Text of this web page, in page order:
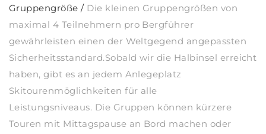
Gruppengröße / Die kleinen Gruppengrößen von
maximal 4 Teilnehmern pro Bergführer
gewährleisten einen der Weltgegend angepassten
Sicherheitsstandard.Sobald wir die Halbinsel erreicht
haben, gibt es an jedem Anlegeplatz
Skitourenmöglichkeiten für alle
Leistungsniveaus. Die Gruppen können kürzere
Touren mit Mittagspause an Bord machen oder